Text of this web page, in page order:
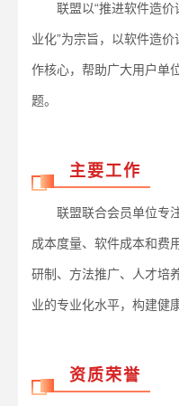
联盟以“推进软件造价
业化”为宗旨，以软件造
作核心，帮助广大用户单
题。
主要工作
联盟联合会员单位专注
成本度量、软件成本和费
研制、方法推广、人才培
业的专业化水平，构建健
资质荣誉